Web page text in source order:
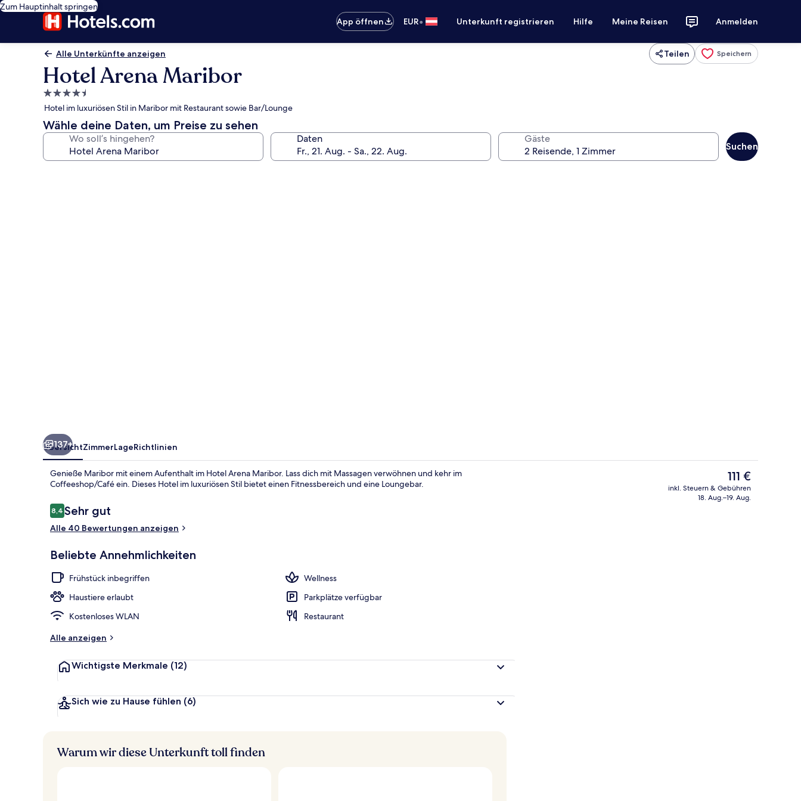
Zum Hauptinhalt springen
App öffnen
EUR• Unterkunft registrieren Hilfe Meine Reisen Anmelden
Alle Unterkünfte anzeigen Teilen Speichern
Hotel Arena Maribor
4.5-
Sterne-
Unterkunft
Hotel im luxuriösen Stil in Maribor mit Restaurant sowie Bar/Lounge
Wähle deine Daten, um Preise zu sehen
Wo soll’s hingehen? Daten Gäste
Suchen
137+
ÜbersichtZimmerLageRichtlinien
Genieße Maribor mit einem Aufenthalt im Hotel Arena Maribor. Lass dich mit Massagen verwöhnen und kehr im
Coffeeshop/Café ein. Dieses Hotel im luxuriösen Stil bietet einen Fitnessbereich und eine Loungebar.
Bewertungen
8,48,4 von 10.
Sehr gut
Alle 40 Bewertungen anzeigen
Beliebte Annehmlichkeiten
Frühstück inbegriffen
Wellness
Haustiere erlaubt
Parkplätze verfügbar
Kostenloses WLAN
Restaurant
Alle anzeigen
Wichtigste Merkmale (12)
Sich wie zu Hause fühlen (6)
Der
aktuelle
Preis
111 €
inkl. Steuern & Gebühren
18. Aug.–19. Aug.
Warum wir diese Unterkunft toll finden